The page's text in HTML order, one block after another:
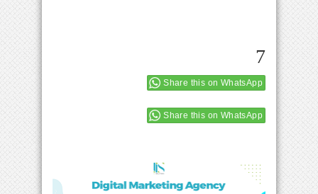
7
Share this on WhatsApp
Share this on WhatsApp